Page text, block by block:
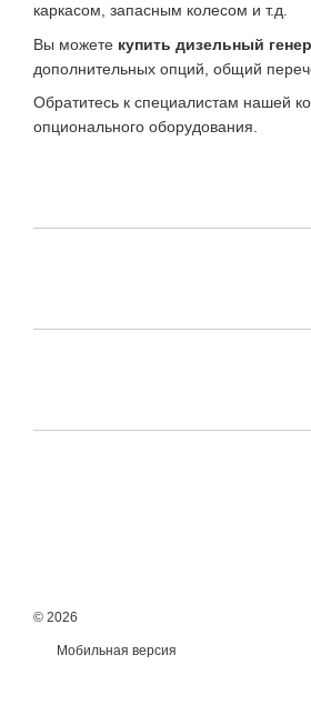
каркасом, запасным колесом и т.д.
Вы можете купить дизельный
дополнительных опций, общий
Обратитесь к специалистам нашей
опционального оборудования.
© 2026
Мобильная версия